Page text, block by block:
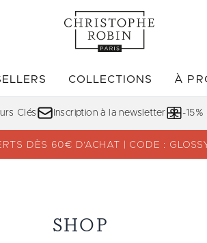
Accédez au sous-menu (DÉCOUVRIR) Accédez au
COLLECTIONS À
Clés Inscription à la newsletter -
DÈS 60€ D’ACHAT | CODE :
SHOP